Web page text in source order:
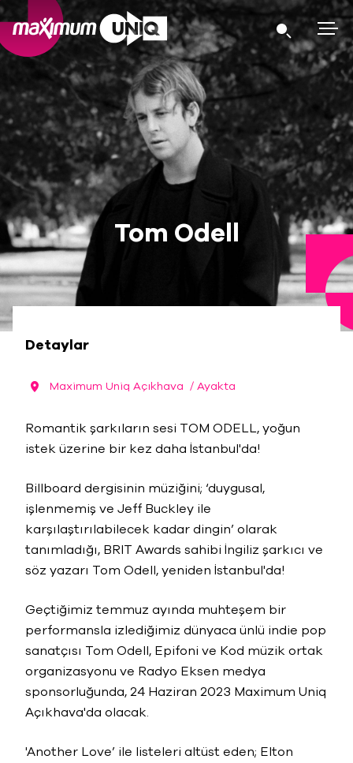
Tom Odell
Detaylar
Maximum Uniq Açıkhava / Ayakta
Romantik şarkıların sesi TOM ODELL, yoğun
istek üzerine bir kez daha İstanbul'da!
Billboard dergisinin müziğini; ‘duygusal,
işlenmemiş ve Jeff Buckley ile
karşılaştırılabilecek kadar dingin’ olarak
tanımladığı, BRIT Awards sahibi İngiliz şarkıcı ve
söz yazarı Tom Odell, yeniden İstanbul'da!
Geçtiğimiz temmuz ayında muhteşem bir
performansla izlediğimiz dünyaca ünlü indie pop
sanatçısı Tom Odell, Epifoni ve Kod müzik ortak
organizasyonu ve Radyo Eksen medya
sponsorluğunda, 24 Haziran 2023 Maximum Uniq
Açıkhava'da olacak.
'Another Love’ ile listeleri altüst eden; Elton